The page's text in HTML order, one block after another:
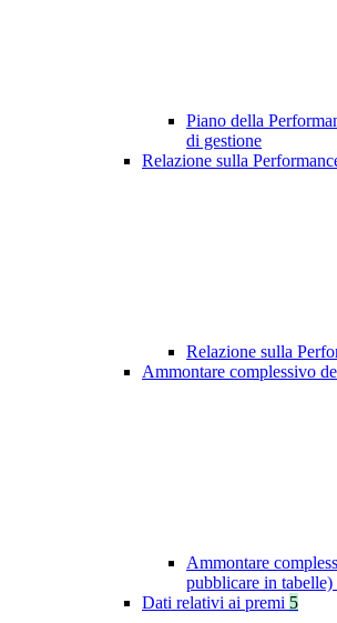
Piano della
di gestione
Relazione sulla
Relazione sulla
Ammontare complessivo
Ammontare
pubblicare in tabelle)
Dati relativi ai premi 5